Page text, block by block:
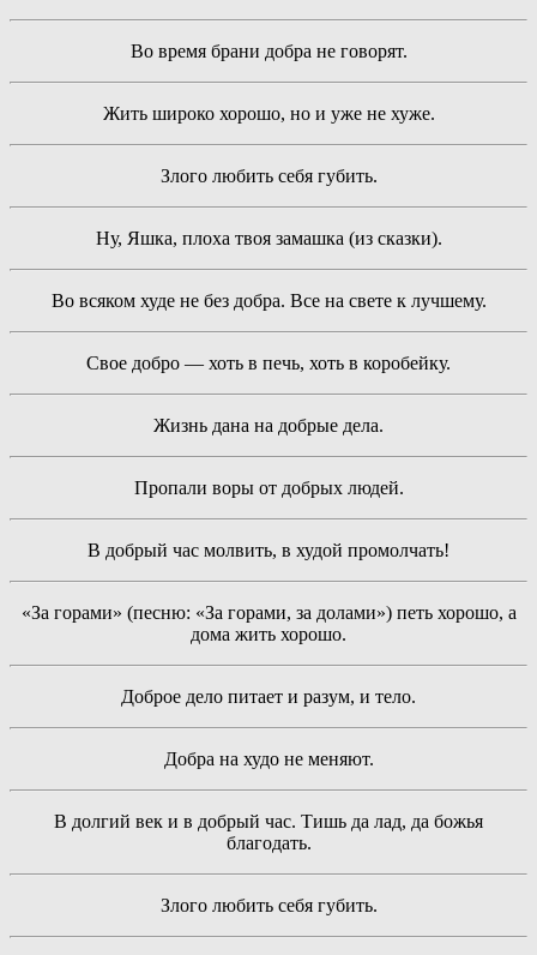
Во время брани добра не говорят.
Жить широко хорошо, но и уже не хуже.
Злого любить себя губить.
Ну, Яшка, плоха твоя замашка (из сказки).
Во всяком худе не без добра. Все на свете к лучшему.
Свое добро — хоть в печь, хоть в коробейку.
Жизнь дана на добрые дела.
Пропали воры от добрых людей.
В добрый час молвить, в худой промолчать!
«За горами» (песню: «За горами, за долами») петь хорошо, а
дома жить хорошо.
Доброе дело питает и разум, и тело.
Добра на худо не меняют.
В долгий век и в добрый час. Тишь да лад, да божья
благодать.
Злого любить себя губить.